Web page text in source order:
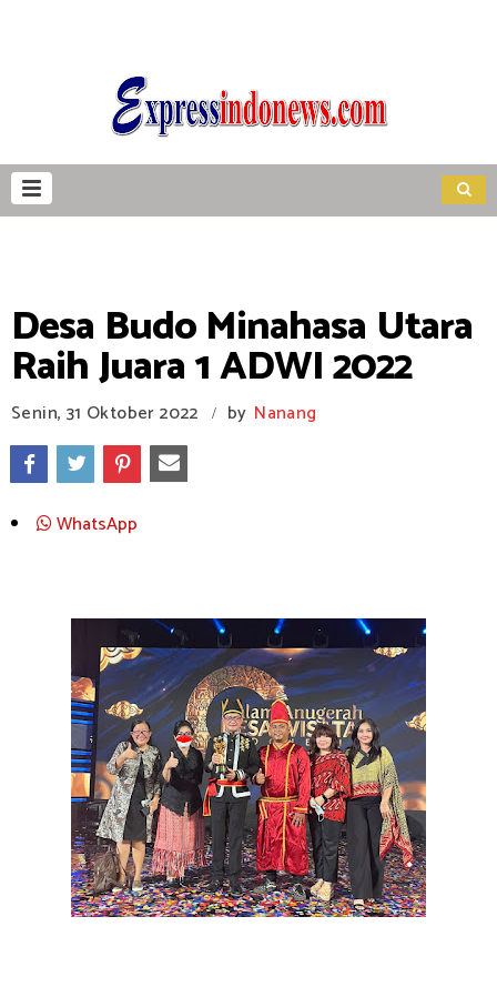
Desa Budo Minahasa Utara
Raih Juara 1 ADWI 2022
Senin, 31 Oktober 2022 / by Nanang
WhatsApp